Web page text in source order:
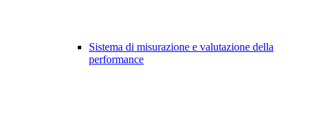
Sistema di misurazione e valutazione della
performance